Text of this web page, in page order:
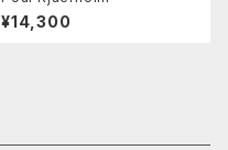
¥14,300